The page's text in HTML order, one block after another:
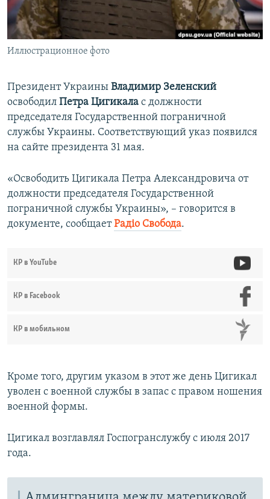
ПОБЕДИТЕЛЕЙ НЕ СУДЯТ?
КРЫМ.НЕПОКОРЕННЫЙ
ELIFBE
ПРИСОЕДИНЯЙТЕСЬ!
Все сайты RFE/RL
Иллюстрационное фото
Президент Украины Владимир Зеленский
освободил Петра Цигикала с должности
председателя Государственной пограничной
службы Украины. Соответствующий указ появился
на сайте президента 31 мая.
«Освободить Цигикала Петра Александровича от
должности председателя Государственной
пограничной службы Украины», – говорится в
документе, сообщаетРадіо Свобода.
КР в YouTube
КР в Facebook
КР в мобильном
Кроме того, другим указом в этот же день Цигикал
уволен с военной службы в запас с правом ношения
военной формы.
Цигикал возглавлял Госпогранслужбу с июля 2017
года.